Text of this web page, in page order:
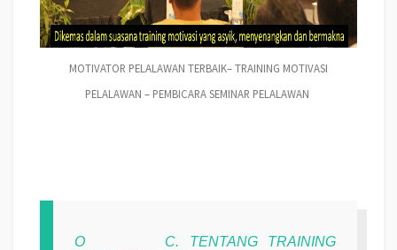
MOTIVATOR PELALAWAN TERBAIK– TRAINING MOTIVASI
PELALAWAN – PEMBICARA SEMINAR PELALAWAN
O
C. TENTANG TRAINING